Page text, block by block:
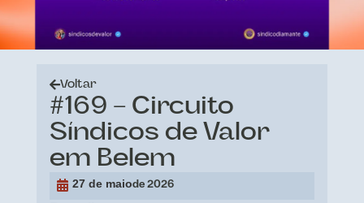
Voltar
#169 – Circuito
Síndicos de Valor
em Belem
27 de maiode 2026